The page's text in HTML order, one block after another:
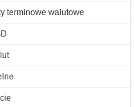
terminowe walutowe